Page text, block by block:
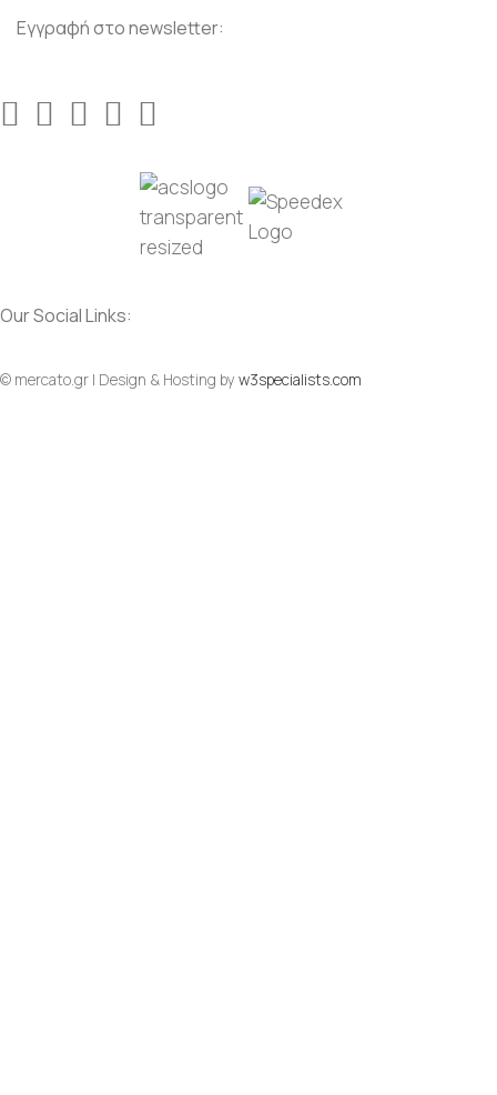
Εγγραφή στο newsletter:
Our Social Links:
© mercato.gr | Design & Hosting by w3specialists.com